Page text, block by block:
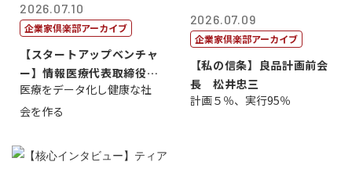
2026.07.10
企業家倶楽部アーカイブ
【スタートアップベンチャ
ー】情報医療代表取締役
原 聖吾
医療をデータ化し健康な社
会を作る
2026.07.09
企業家倶楽部アーカイブ
【私の信条】良品計画前会
長 松井忠三
計画５％、実行95％